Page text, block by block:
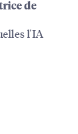
de
l'IA